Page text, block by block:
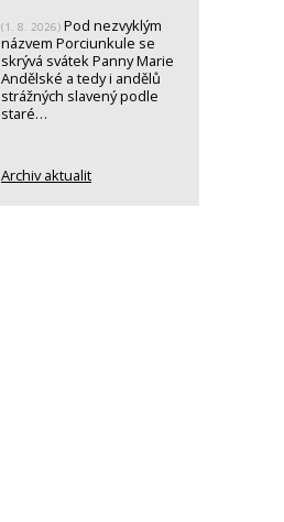
(1. 8. 2026) Pod nezvyklým
názvem Porciunkule se
skrývá svátek Panny Marie
Andělské a tedy i andělů
strážných slavený podle
staré…
Archiv aktualit